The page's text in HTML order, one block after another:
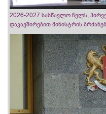
2026-2027 სასწავლო წელს,
დაკავშირებით მინისტრის